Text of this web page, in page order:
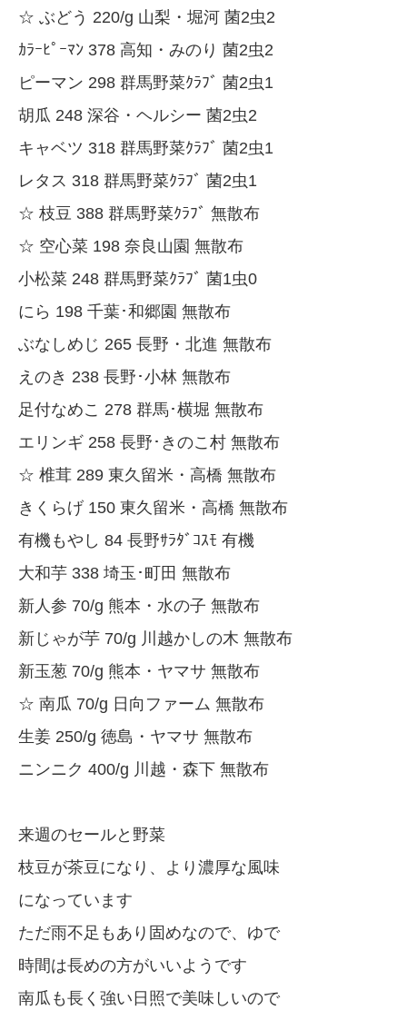
☆ ぶどう 220/g 山梨・堀河 菌2虫2
ｶﾗｰﾋﾟｰﾏﾝ 378 高知・みのり 菌2虫2
ピーマン 298 群馬野菜ｸﾗﾌﾞ 菌2虫1
胡瓜 248 深谷・ヘルシー 菌2虫2
キャベツ 318 群馬野菜ｸﾗﾌﾞ 菌2虫1
レタス 318 群馬野菜ｸﾗﾌﾞ 菌2虫1
☆ 枝豆 388 群馬野菜ｸﾗﾌﾞ 無散布
☆ 空心菜 198 奈良山園 無散布
小松菜 248 群馬野菜ｸﾗﾌﾞ 菌1虫0
にら 198 千葉･和郷園 無散布
ぶなしめじ 265 長野・北進 無散布
えのき 238 長野･小林 無散布
足付なめこ 278 群馬･横堀 無散布
エリンギ 258 長野･きのこ村 無散布
☆ 椎茸 289 東久留米・高橋 無散布
きくらげ 150 東久留米・高橋 無散布
有機もやし 84 長野ｻﾗﾀﾞｺｽﾓ 有機
大和芋 338 埼玉･町田 無散布
新人参 70/g 熊本・水の子 無散布
新じゃが芋 70/g 川越かしの木 無散布
新玉葱 70/g 熊本・ヤマサ 無散布
☆ 南瓜 70/g 日向ファーム 無散布
生姜 250/g 徳島・ヤマサ 無散布
ニンニク 400/g 川越・森下 無散布
来週のセールと野菜
枝豆が茶豆になり、より濃厚な風味
になっています
ただ雨不足もあり固めなので、ゆで
時間は長めの方がいいようです
南瓜も長く強い日照で美味しいので